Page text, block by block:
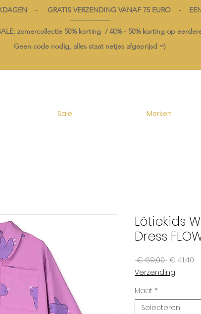
- GRATIS VERZENDING VANAF 75 EURO -
----------------------------------------
zomercollectie 50% korting /40% - 50% korting op
Geen code nodig, alles staat netjes afgeprijsd =)
Sale Merken
Lötiekids
Dress
€ 69,00 Normale
€ 41,40
Verzending
Maat *
Selecteren